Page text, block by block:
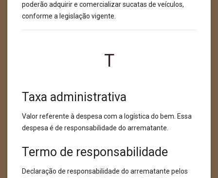
poderão adquirir e comercializar sucatas de veículos,
conforme a legislação vigente.
T
Taxa administrativa
Valor referente à despesa com a logística do bem. Essa
despesa é de responsabilidade do arrematante.
Termo de responsabilidade
Declaração de responsabilidade do arrematante pelos